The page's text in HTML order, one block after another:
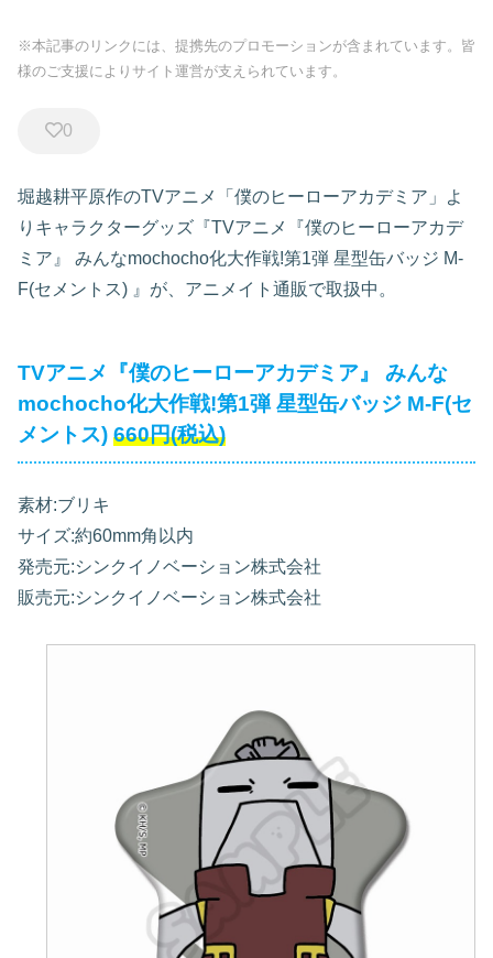
※本記事のリンクには、提携先のプロモーションが含まれています。皆
様のご支援によりサイト運営が支えられています。
0
堀越耕平原作のTVアニメ「僕のヒーローアカデミア」よ
りキャラクターグッズ『TVアニメ『僕のヒーローアカデ
ミア』 みんなmochocho化大作戦!第1弾 星型缶バッジ M-
F(セメントス) 』が、アニメイト通販で取扱中。
TVアニメ『僕のヒーローアカデミア』 みんな
mochocho化大作戦!第1弾 星型缶バッジ M-F(セ
メントス) 660円(税込)
素材:ブリキ
サイズ:約60mm角以内
発売元:シンクイノベーション株式会社
販売元:シンクイノベーション株式会社